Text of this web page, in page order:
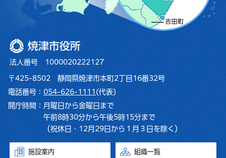
焼津市役所
法人番号 1000020222127
〒425-8502 静岡県焼津市本町2丁目16番32号
電話番号： 054-626-1111 (代表)
開庁時間： 月曜日から金曜日まで
午前8時30分から午後5時15分まで
（祝休日・12月29日から１月３日を除く）
施設案内 組織一覧